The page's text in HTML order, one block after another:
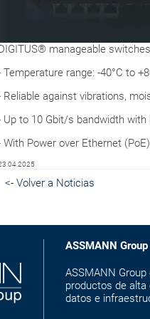
manageable
Temperature range: -40°C to
Reliable against vibrations,
Up to 10 Gbit/s bandwidth
With Power over Ethernet
<- Volver a Noticias
ASSMANN Group
ASSMANN
productos de alta
datos e